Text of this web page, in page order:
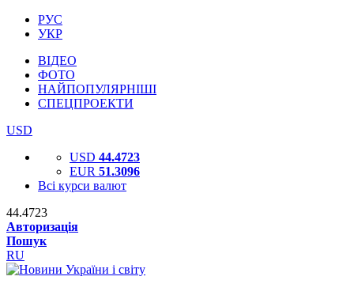
РУС
УКР
ВІДЕО
ФОТО
НАЙПОПУЛЯРНІШІ
СПЕЦПРОЕКТИ
USD
USD 44.4723
EUR 51.3096
Всі курси валют
44.4723
Авторизація
Пошук
RU